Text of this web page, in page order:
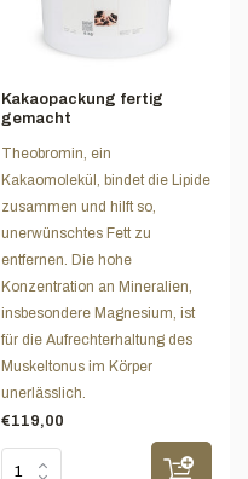
Kakaopackung fertig
gemacht
Theobromin, ein
Kakaomolekül, bindet die Lipide
zusammen und hilft so,
unerwünschtes Fett zu
entfernen. Die hohe
Konzentration an Mineralien,
insbesondere Magnesium, ist
für die Aufrechterhaltung des
Muskeltonus im Körper
unerlässlich.
€119,00